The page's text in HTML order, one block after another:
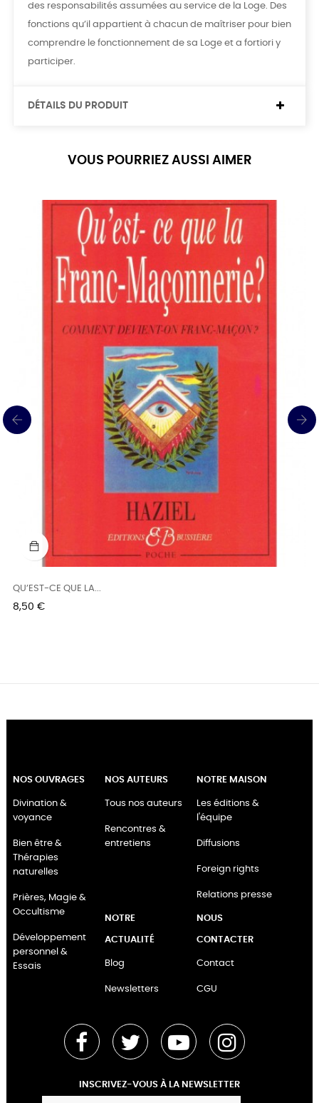
des responsabilités assumées au service de la Loge. Des
fonctions qu’il appartient à chacun de maîtriser pour bien
comprendre le fonctionnement de sa Loge et a fortiori y
participer.
DÉTAILS DU PRODUIT
VOUS POURRIEZ AUSSI AIMER
QU’EST-CE QUE LA...
Prix
8,50 €
NOS OUVRAGES
Divination &
voyance
Bien être &
Thérapies
naturelles
Prières, Magie &
Occultisme
Développement
personnel &
Essais
NOS AUTEURS
Tous nos auteurs
Rencontres &
entretiens
NOTRE MAISON
Les éditions &
l'équipe
Diffusions
Foreign rights
Relations presse
NOTRE
ACTUALITÉ
Blog
Newsletters
NOUS
CONTACTER
Contact
CGU
Facebook Twitter YouTube Instagram
INSCRIVEZ-VOUS À LA NEWSLETTER